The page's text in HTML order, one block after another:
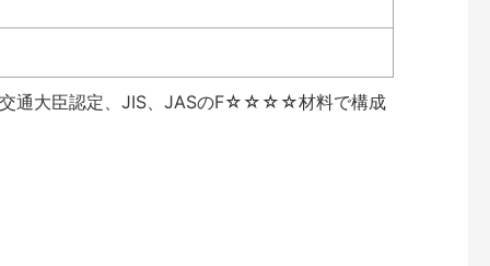
交通大臣認定、JIS、JASのF☆☆☆☆材料で構成